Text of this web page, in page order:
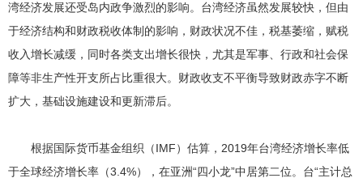
湾经济发展还受岛内政争激烈的影响。台湾经济虽然发展较快，但由
于经济结构和财政税收体制的影响，财政状况不佳，税基萎缩，赋税
收入增长减缓，同时各类支出增长很快，尤其是军事、行政和社会保
障等非生产性开支所占比重很大。财政收支不平衡导致财政赤字不断
扩大，基础设施建设和更新滞后。
根据国际货币基金组织（IMF）估算，2019年台湾经济增长率低
于全球经济增长率（3.4%），在亚洲“四小龙”中居第二位。台“主计总